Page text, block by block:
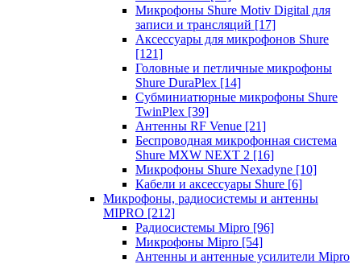
Микрофоны Shure Motiv Digital для
записи и трансляций [17]
Аксессуары для микрофонов Shure
[121]
Головные и петличные микрофоны
Shure DuraPlex [14]
Субминиатюрные микрофоны Shure
TwinPlex [39]
Антенны RF Venue [21]
Беспроводная микрофонная система
Shure MXW NEXT 2 [16]
Микрофоны Shure Nexadyne [10]
Кабели и аксессуары Shure [6]
Микрофоны, радиосистемы и антенны
MIPRO [212]
Радиосистемы Mipro [96]
Микрофоны Mipro [54]
Антенны и антенные усилители Mipro